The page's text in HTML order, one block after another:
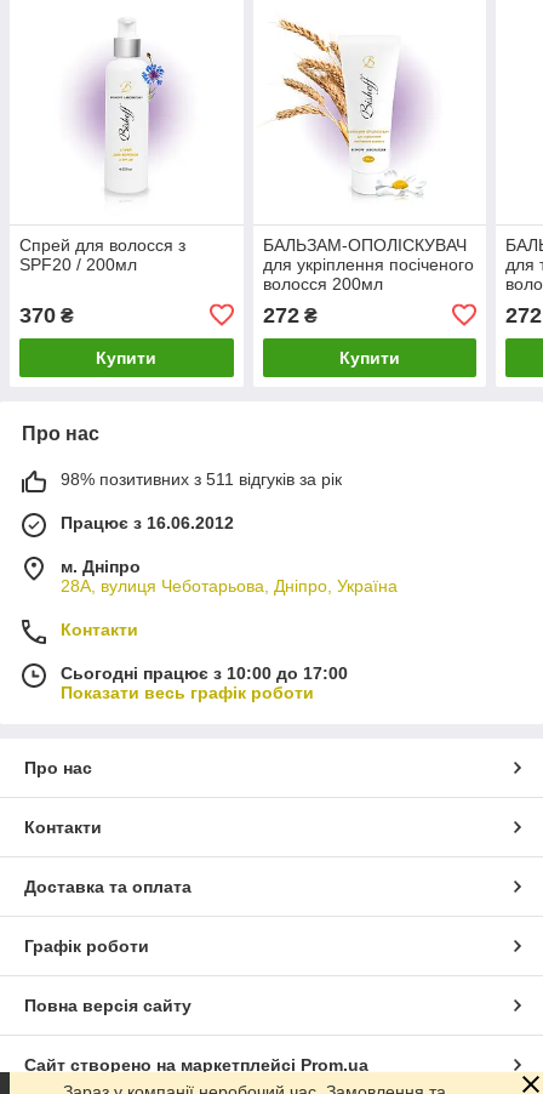
Спрей для волосся з
SPF20 / 200мл
370 ₴
Купити
БАЛЬЗАМ-ОПОЛІСКУВАЧ
для укріплення посіченого
волосся 200мл
272₴
Купити
для
272
Про нас
98% позитивних з 511 відгуків за рік
Працює з 16.06.2012
м. Дніпро
28А, вулиця Чеботарьова, Дніпро, Україна
Контакти
Сьогодні працює з 10:00 до 17:00
Показати весь графік роботи
Про нас
Контакти
Доставка та оплата
Графік роботи
Повна версія сайту
Сайт створено на маркетплейсі Prom.ua